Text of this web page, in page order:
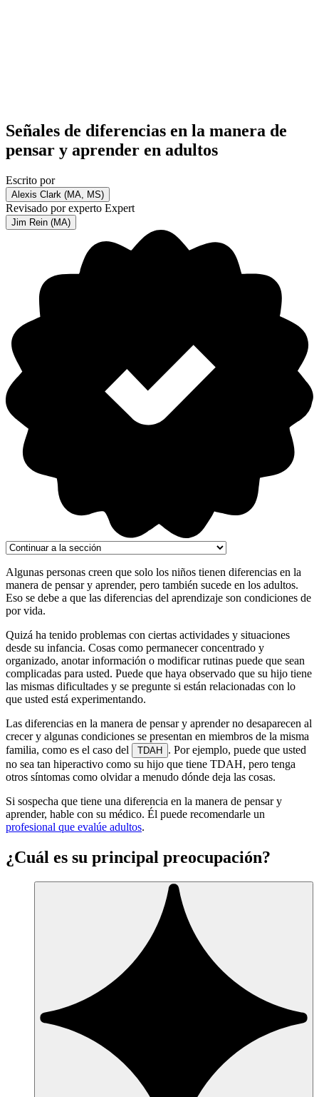
Señales de diferencias en la manera de
pensar y aprender en adultos
Escrito por
Alexis Clark (MA, MS)
Revisado por experto Expert
Jim Rein (MA)
Algunas personas creen que solo los niños tienen diferencias en la
manera de pensar y aprender, pero también sucede en los adultos.
Eso se debe a que las diferencias del aprendizaje son condiciones de
por vida.
Quizá ha tenido problemas con ciertas actividades y situaciones
desde su infancia. Cosas como permanecer concentrado y
organizado, anotar información o modificar rutinas puede que sean
complicadas para usted. Puede que haya observado que su hijo tiene
las mismas dificultades y se pregunte si están relacionadas con lo
que usted está experimentando.
Las diferencias en la manera de pensar y aprender no desaparecen al
crecer y algunas condiciones se presentan en miembros de la misma
familia, como es el caso del
TDAH
. Por ejemplo, puede que usted
no sea tan hiperactivo como su hijo que tiene TDAH, pero tenga
otros síntomas como olvidar a menudo dónde deja las cosas.
Si sospecha que tiene una diferencia en la manera de pensar y
aprender, hable con su médico. Él puede recomendarle un
profesional que evalúe adultos.
¿Cuál es su principal preocupación?